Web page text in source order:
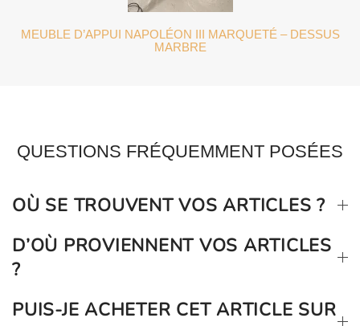
MEUBLE D’APPUI NAPOLÉON III MARQUETÉ – DESSUS
MARBRE
QUESTIONS FRÉQUEMMENT POSÉES
OÙ SE TROUVENT VOS ARTICLES ?
D’OÙ PROVIENNENT VOS ARTICLES
?
PUIS-JE ACHETER CET ARTICLE SUR